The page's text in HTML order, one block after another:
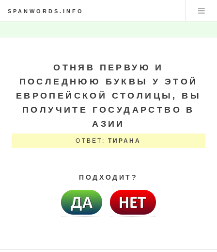
SPANWORDS.INFO
ОТНЯВ ПЕРВУЮ И
ПОСЛЕДНЮЮ БУКВЫ У ЭТОЙ
ЕВРОПЕЙСКОЙ СТОЛИЦЫ, ВЫ
ПОЛУЧИТЕ ГОСУДАРСТВО В
АЗИИ
ОТВЕТ:ТИРАНА
ПОДХОДИТ?